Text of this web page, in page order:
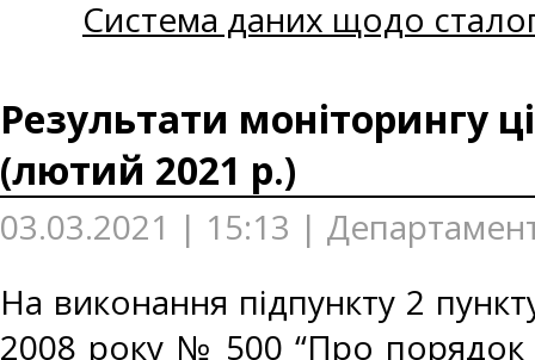
Система даних щодо
Результати моніторингу
(лютий 2021 р.)
03.03.2021 | 15:13 |
На виконання підпункту 2
2008 року № 500 “Про порядок